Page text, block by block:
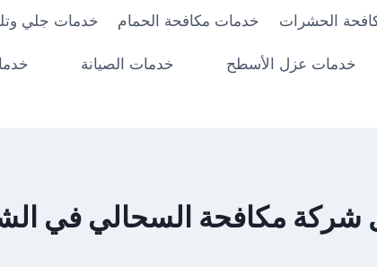
الحشرات خدمات مكافحة الحمام خدمات جلي
خدمات عزل الأسطح خدمات الصيانة
شركة مكافحة السحالي في